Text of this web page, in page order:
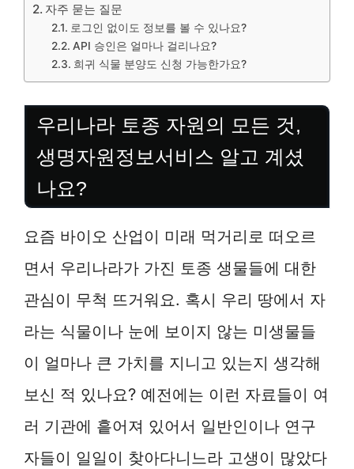
자주 묻는 질문
로그인 없이도 정보를 볼 수 있나요?
API 승인은 얼마나 걸리나요?
희귀 식물 분양도 신청 가능한가요?
우리나라 토종 자원의 모든 것,
생명자원정보서비스 알고 계셨
나요?
요즘 바이오 산업이 미래 먹거리로 떠오르
면서 우리나라가 가진 토종 생물들에 대한
관심이 무척 뜨거워요. 혹시 우리 땅에서 자
라는 식물이나 눈에 보이지 않는 미생물들
이 얼마나 큰 가치를 지니고 있는지 생각해
보신 적 있나요? 예전에는 이런 자료들이 여
러 기관에 흩어져 있어서 일반인이나 연구
자들이 일일이 찾아다니느라 고생이 많았다